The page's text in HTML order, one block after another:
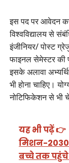
इस पद पर आवेदन
विश्वविद्यालय से
इंजीनियर/ पोस्ट
फाइनल सेमेस्टर की
इसके अलावा
भी होना चाहिए।
नोटिफिकेशन से
यह भी पढ़ें 👉
मिशन-
बच्चे तक पहुंचे